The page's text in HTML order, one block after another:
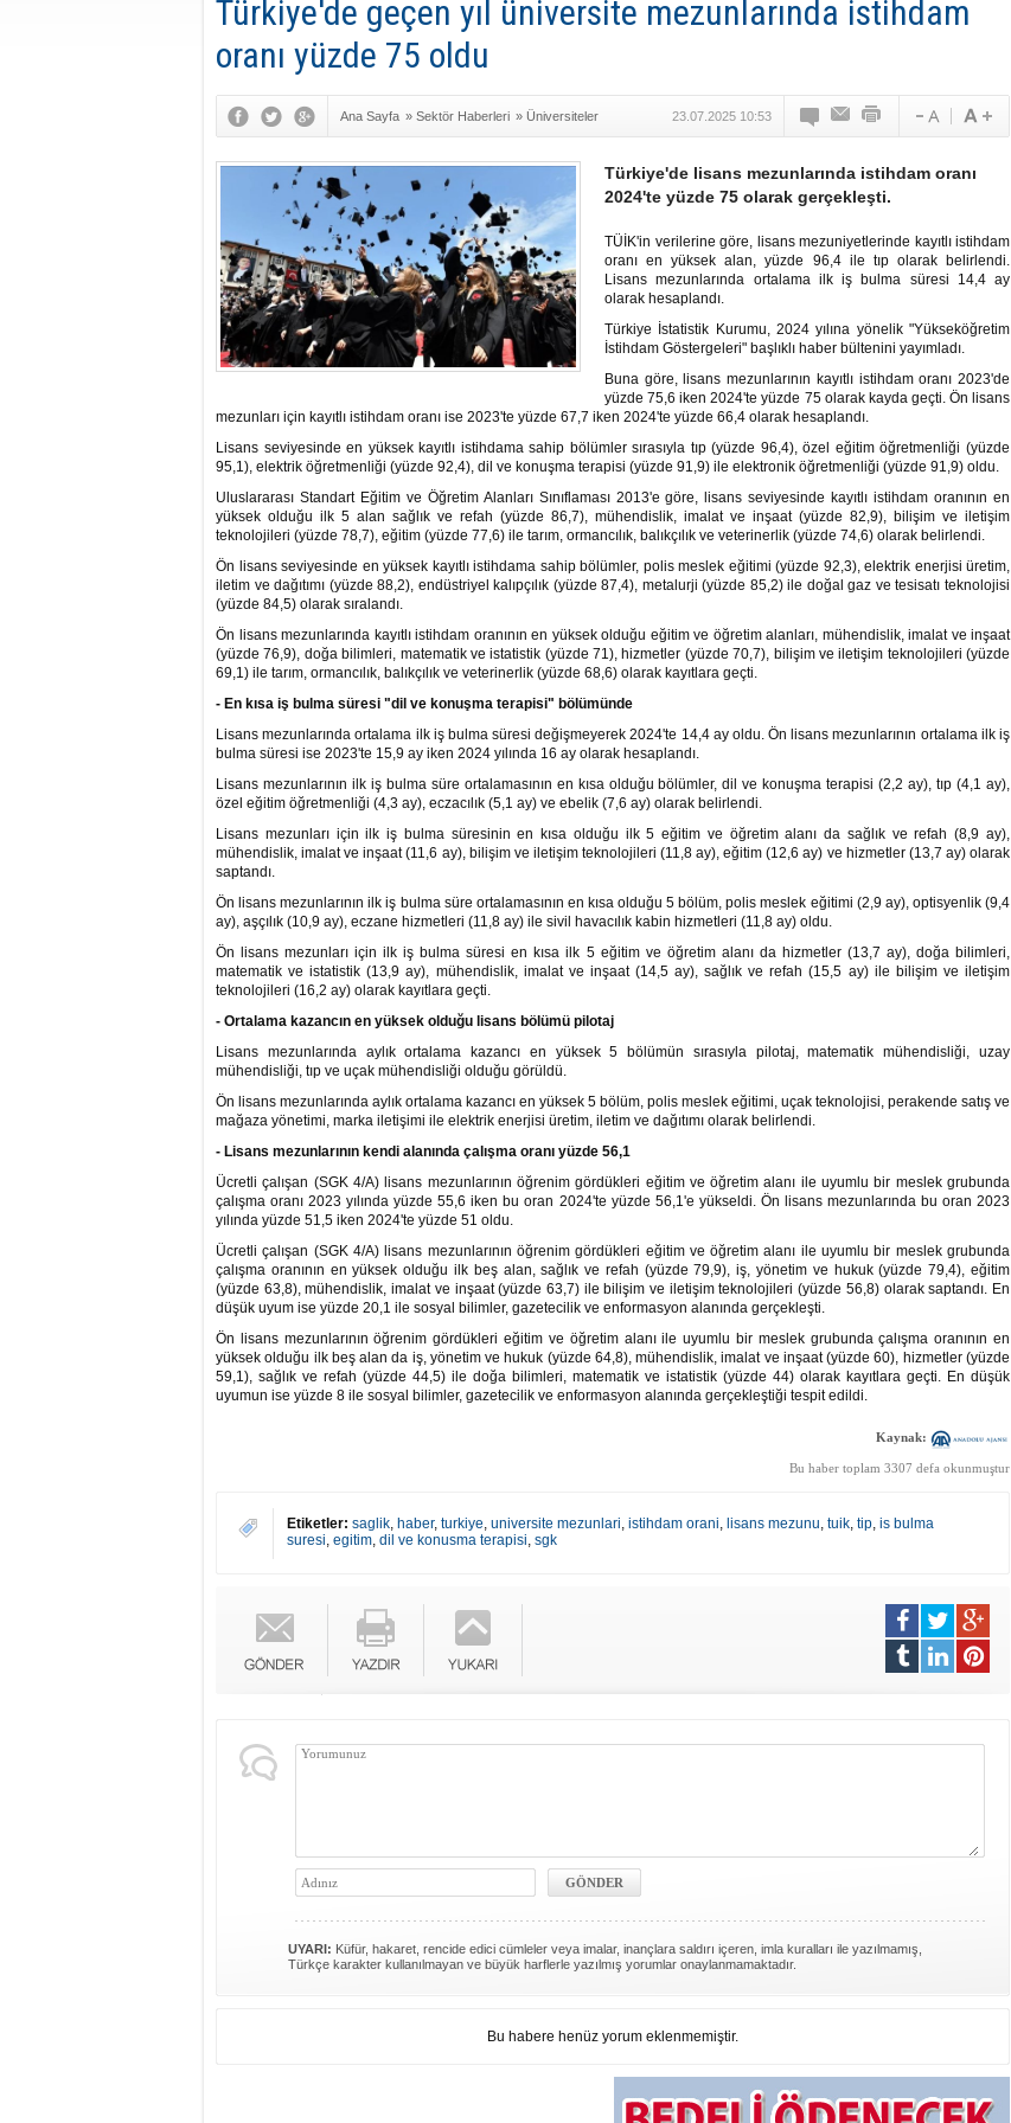
Türkiye'de geçen yıl üniversite mezunlarında istihdam
oranı yüzde 75 oldu
Ana Sayfa » Sektör Haberleri » Üniversiteler 23.07.2025 10:53
Türkiye'de lisans mezunlarında istihdam oranı
2024'te yüzde 75 olarak gerçekleşti.
TÜİK'in verilerine göre, lisans mezuniyetlerinde kayıtlı istihdam
oranı en yüksek alan, yüzde 96,4 ile tıp olarak belirlendi.
Lisans mezunlarında ortalama ilk iş bulma süresi 14,4 ay
olarak hesaplandı.
Türkiye İstatistik Kurumu, 2024 yılına yönelik "Yükseköğretim
İstihdam Göstergeleri" başlıklı haber bültenini yayımladı.
Buna göre, lisans mezunlarının kayıtlı istihdam oranı 2023'de
yüzde 75,6 iken 2024'te yüzde 75 olarak kayda geçti. Ön lisans
mezunları için kayıtlı istihdam oranı ise 2023'te yüzde 67,7 iken 2024'te yüzde 66,4 olarak hesaplandı.
Lisans seviyesinde en yüksek kayıtlı istihdama sahip bölümler sırasıyla tıp (yüzde 96,4), özel eğitim öğretmenliği (yüzde
95,1), elektrik öğretmenliği (yüzde 92,4), dil ve konuşma terapisi (yüzde 91,9) ile elektronik öğretmenliği (yüzde 91,9) oldu.
Uluslararası Standart Eğitim ve Öğretim Alanları Sınıflaması 2013'e göre, lisans seviyesinde kayıtlı istihdam oranının en
yüksek olduğu ilk 5 alan sağlık ve refah (yüzde 86,7), mühendislik, imalat ve inşaat (yüzde 82,9), bilişim ve iletişim
teknolojileri (yüzde 78,7), eğitim (yüzde 77,6) ile tarım, ormancılık, balıkçılık ve veterinerlik (yüzde 74,6) olarak belirlendi.
Ön lisans seviyesinde en yüksek kayıtlı istihdama sahip bölümler, polis meslek eğitimi (yüzde 92,3), elektrik enerjisi üretim,
iletim ve dağıtımı (yüzde 88,2), endüstriyel kalıpçılık (yüzde 87,4), metalurji (yüzde 85,2) ile doğal gaz ve tesisatı teknolojisi
(yüzde 84,5) olarak sıralandı.
Ön lisans mezunlarında kayıtlı istihdam oranının en yüksek olduğu eğitim ve öğretim alanları, mühendislik, imalat ve inşaat
(yüzde 76,9), doğa bilimleri, matematik ve istatistik (yüzde 71), hizmetler (yüzde 70,7), bilişim ve iletişim teknolojileri (yüzde
69,1) ile tarım, ormancılık, balıkçılık ve veterinerlik (yüzde 68,6) olarak kayıtlara geçti.
- En kısa iş bulma süresi "dil ve konuşma terapisi" bölümünde
Lisans mezunlarında ortalama ilk iş bulma süresi değişmeyerek 2024'te 14,4 ay oldu. Ön lisans mezunlarının ortalama ilk iş
bulma süresi ise 2023'te 15,9 ay iken 2024 yılında 16 ay olarak hesaplandı.
Lisans mezunlarının ilk iş bulma süre ortalamasının en kısa olduğu bölümler, dil ve konuşma terapisi (2,2 ay), tıp (4,1 ay),
özel eğitim öğretmenliği (4,3 ay), eczacılık (5,1 ay) ve ebelik (7,6 ay) olarak belirlendi.
Lisans mezunları için ilk iş bulma süresinin en kısa olduğu ilk 5 eğitim ve öğretim alanı da sağlık ve refah (8,9 ay),
mühendislik, imalat ve inşaat (11,6 ay), bilişim ve iletişim teknolojileri (11,8 ay), eğitim (12,6 ay) ve hizmetler (13,7 ay) olarak
saptandı.
Ön lisans mezunlarının ilk iş bulma süre ortalamasının en kısa olduğu 5 bölüm, polis meslek eğitimi (2,9 ay), optisyenlik (9,4
ay), aşçılık (10,9 ay), eczane hizmetleri (11,8 ay) ile sivil havacılık kabin hizmetleri (11,8 ay) oldu.
Ön lisans mezunları için ilk iş bulma süresi en kısa ilk 5 eğitim ve öğretim alanı da hizmetler (13,7 ay), doğa bilimleri,
matematik ve istatistik (13,9 ay), mühendislik, imalat ve inşaat (14,5 ay), sağlık ve refah (15,5 ay) ile bilişim ve iletişim
teknolojileri (16,2 ay) olarak kayıtlara geçti.
- Ortalama kazancın en yüksek olduğu lisans bölümü pilotaj
Lisans mezunlarında aylık ortalama kazancı en yüksek 5 bölümün sırasıyla pilotaj, matematik mühendisliği, uzay
mühendisliği, tıp ve uçak mühendisliği olduğu görüldü.
Ön lisans mezunlarında aylık ortalama kazancı en yüksek 5 bölüm, polis meslek eğitimi, uçak teknolojisi, perakende satış ve
mağaza yönetimi, marka iletişimi ile elektrik enerjisi üretim, iletim ve dağıtımı olarak belirlendi.
- Lisans mezunlarının kendi alanında çalışma oranı yüzde 56,1
Ücretli çalışan (SGK 4/A) lisans mezunlarının öğrenim gördükleri eğitim ve öğretim alanı ile uyumlu bir meslek grubunda
çalışma oranı 2023 yılında yüzde 55,6 iken bu oran 2024'te yüzde 56,1'e yükseldi. Ön lisans mezunlarında bu oran 2023
yılında yüzde 51,5 iken 2024'te yüzde 51 oldu.
Ücretli çalışan (SGK 4/A) lisans mezunlarının öğrenim gördükleri eğitim ve öğretim alanı ile uyumlu bir meslek grubunda
çalışma oranının en yüksek olduğu ilk beş alan, sağlık ve refah (yüzde 79,9), iş, yönetim ve hukuk (yüzde 79,4), eğitim
(yüzde 63,8), mühendislik, imalat ve inşaat (yüzde 63,7) ile bilişim ve iletişim teknolojileri (yüzde 56,8) olarak saptandı. En
düşük uyum ise yüzde 20,1 ile sosyal bilimler, gazetecilik ve enformasyon alanında gerçekleşti.
Ön lisans mezunlarının öğrenim gördükleri eğitim ve öğretim alanı ile uyumlu bir meslek grubunda çalışma oranının en
yüksek olduğu ilk beş alan da iş, yönetim ve hukuk (yüzde 64,8), mühendislik, imalat ve inşaat (yüzde 60), hizmetler (yüzde
59,1), sağlık ve refah (yüzde 44,5) ile doğa bilimleri, matematik ve istatistik (yüzde 44) olarak kayıtlara geçti. En düşük
uyumun ise yüzde 8 ile sosyal bilimler, gazetecilik ve enformasyon alanında gerçekleştiği tespit edildi.
Kaynak:
Bu haber toplam 3307 defa okunmuştur
Etiketler: saglik, haber, turkiye, universite mezunlari, istihdam orani, lisans mezunu, tuik, tip, is bulma
suresi, egitim, dil ve konusma terapisi, sgk
UYARI: Küfür, hakaret, rencide edici cümleler veya imalar, inançlara saldırı içeren, imla kuralları ile yazılmamış,
Türkçe karakter kullanılmayan ve büyük harflerle yazılmış yorumlar onaylanmamaktadır.
Bu habere henüz yorum eklenmemiştir.